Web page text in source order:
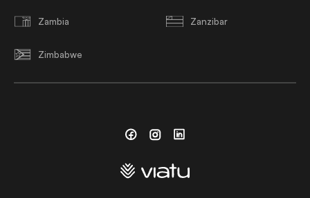
Zambia Zanzibar
Zimbabwe
FacebookInstagramLinkedin